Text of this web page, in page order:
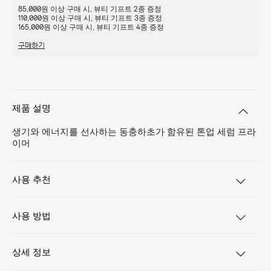
85,000원 이상 구매 시, 뷰티 기프트 2종 증정
110,000원 이상 구매 시, 뷰티 기프트 3종 증정
165,000원 이상 구매 시, 뷰티 기프트 4종 증정
구매하기
제품 설명
생기와 에너지를 선사하는 동충하초가 함유된 톤업 세럼 프라
이머
사용 추천
사용 방법
상세 정보